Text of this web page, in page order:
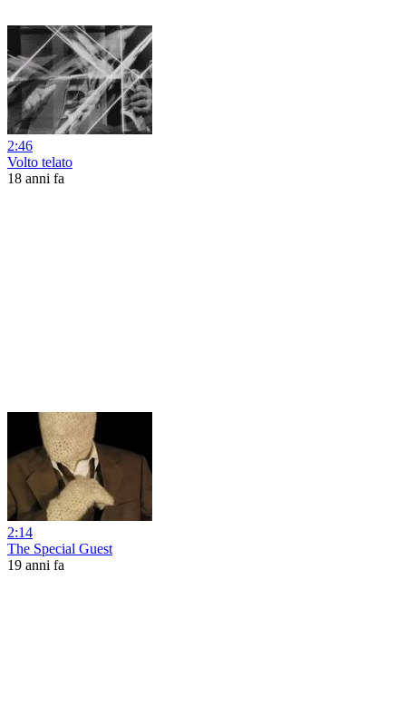
2:46
Volto telato
18 anni fa
2:14
The Special Guest
19 anni fa